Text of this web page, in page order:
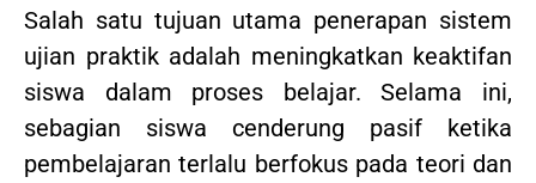
Salah satu tujuan utama penerapan sistem
ujian praktik adalah meningkatkan keaktifan
siswa dalam proses belajar. Selama ini,
sebagian siswa cenderung pasif ketika
pembelajaran terlalu berfokus pada teori dan